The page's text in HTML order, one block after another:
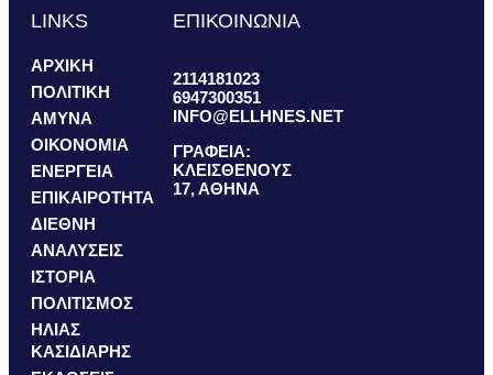
LINKS
ΑΡΧΙΚΗ
ΠΟΛΙΤΙΚΗ
ΑΜΥΝΑ
ΟΙΚΟΝΟΜΙΑ
ΕΝΕΡΓΕΙΑ
ΕΠΙΚΑΙΡΟΤΗΤΑ
ΔΙΕΘΝΗ
ΑΝΑΛΥΣΕΙΣ
ΙΣΤΟΡΙΑ
ΠΟΛΙΤΙΣΜΟΣ
ΗΛΙΑΣ
ΚΑΣΙΔΙΑΡΗΣ
ΕΠΙΚΟΙΝΩΝΙΑ
2114181023
6947300351
INFO@ELLHNES.NET
ΓΡΑΦΕΙΑ:
ΚΛΕΙΣΘΕΝΟΥΣ
17, ΑΘΗΝΑ